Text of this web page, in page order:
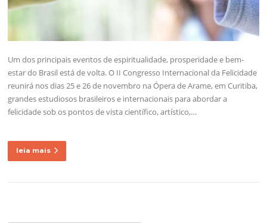
Um dos principais eventos de espiritualidade, prosperidade e bem-
estar do Brasil está de volta. O II Congresso Internacional da Felicidade
reunirá nos dias 25 e 26 de novembro na Ópera de Arame, em Curitiba,
grandes estudiosos brasileiros e internacionais para abordar a
felicidade sob os pontos de vista científico, artístico,…
leia mais